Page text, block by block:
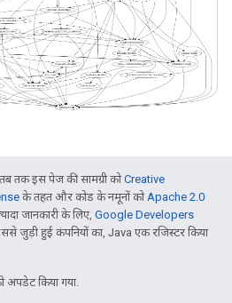
तक इस पेज की सामग्री कोCreative
के तहत और कोड के नमूनों कोApache 2.0
जानकारी के लिए, Google Developers
जुड़ी हुई कंपनियों का, Java एक रजिस्टर किया
अपडेट किया गया.